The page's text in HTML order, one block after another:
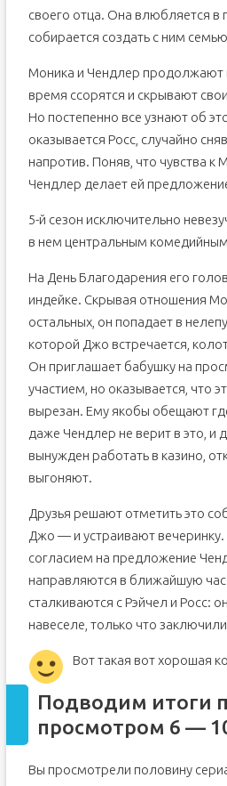
своего отца. Она влюбляется в
собирается создать с ним
Моника и Чендлер продолжают
время ссорятся и скрывают
Но постепенно все узнают об
оказывается Росс, случайно
напротив. Поняв, что чувства к
Чендлер делает ей
5-й сезон исключительно
в нем центральным
На День Благодарения его
индейке. Скрывая отношения
остальных, он попадает в
которой Джо встречается,
Он приглашает бабушку на
участием, но оказывается, что
вырезан. Ему якобы обещают
даже Чендлер не верит в это, и
вынужден работать в казино,
выгоняют.
Друзья решают отметить это
Джо — и устраивают
согласием на предложение
направляются в ближайшую
сталкиваются с Рэйчел и Росс:
навеселе, только что
Вот такая вот хорошая
Подводим итоги
просмотром 6 —
Вы просмотрели половину